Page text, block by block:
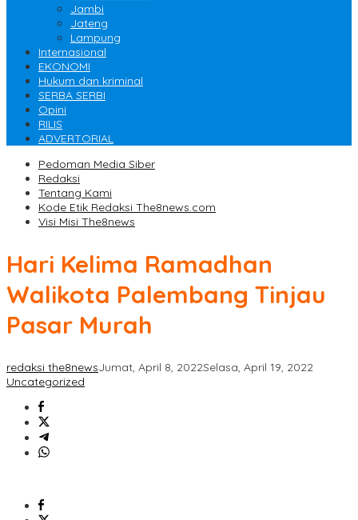
Jambi
Jateng
Lampung
Internasional
EKONOMI
Hukum dan kriminal
SERBA SERBI
Opini
RILIS
ADVERTORIAL
Pedoman Media Siber
Redaksi
Tentang Kami
Kode Etik Redaksi The8news.com
Visi Misi The8news
Hari Kelima Ramadhan
Walikota Palembang Tinjau
Pasar Murah
redaksi the8newsJumat, April 8, 2022Selasa, April 19, 2022
Uncategorized